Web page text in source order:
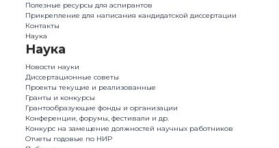
Полезные ресурсы для аспирантов
Прикрепление для написания кандидатской диссертации
Контакты
Наука
Наука
Новости науки
Диссертационные советы
Проекты текущие и реализованные
Гранты и конкурсы
Грантообразующие фонды и организации
Конференции, форумы, фестивали и др.
Конкурс на замещение должностей научных работников
Отчеты годовые по НИР